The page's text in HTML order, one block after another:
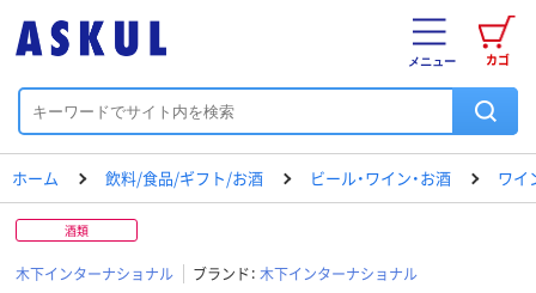
カゴ
メニュー
ホーム 飲料/食品/ギフト/お酒 ビール・ワイン・お酒 ワイ
酒類
木下インターナショナル ブランド： 木下インターナショナル